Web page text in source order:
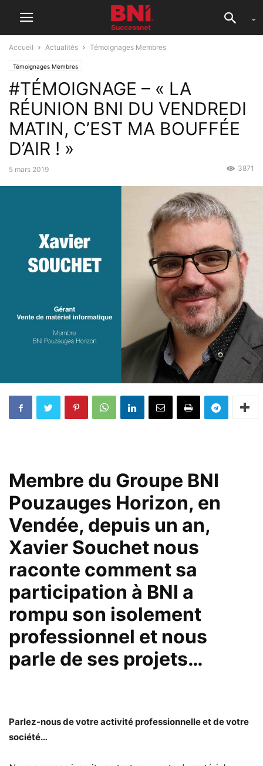
Accueil Actualités Témoignages Membres
Témoignages Membres
#TÉMOIGNAGE – « LA
RÉUNION BNI DU VENDREDI
MATIN, C’EST MA BOUFFÉE
D’AIR ! »
5 mars 2019 3871
Membre du Groupe BNI
Pouzauges Horizon, en
Vendée, depuis un an,
Xavier Souchet nous
raconte comment sa
participation à BNI a
rompu son isolement
professionnel et nous
parle de ses projets…
Parlez-nous de votre activité professionnelle et de votre
société…